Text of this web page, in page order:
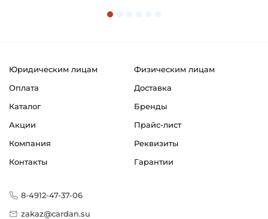
Юридическим лицам
Физическим лицам
Оплата
Доставка
Каталог
Бренды
Акции
Прайс-лист
Компания
Реквизиты
Контакты
Гарантии
8-4912-47-37-06
zakaz@cardan.su